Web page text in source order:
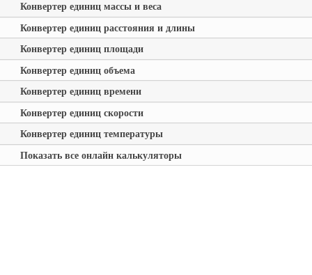
Конвертер единиц массы и веса
Конвертер единиц расстояния и длины
Конвертер единиц площади
Конвертер единиц объема
Конвертер единиц времени
Конвертер единиц скорости
Конвертер единиц температуры
Показать все онлайн калькуляторы